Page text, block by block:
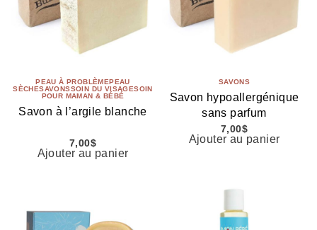
PEAU À PROBLÈMEPEAU
SÈCHESAVONSSOIN DU VISAGESOIN
POUR MAMAN & BÉBÉ
Savon à l’argile blanche
7,00$
Ajouter au panier
SAVONS
Savon hypoallergénique
sans parfum
7,00$
Ajouter au panier